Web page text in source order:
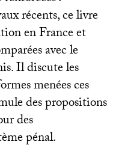
récents, ce livre
en France et
avec le
Il discute les
menées ces
des propositions
des
pénal.